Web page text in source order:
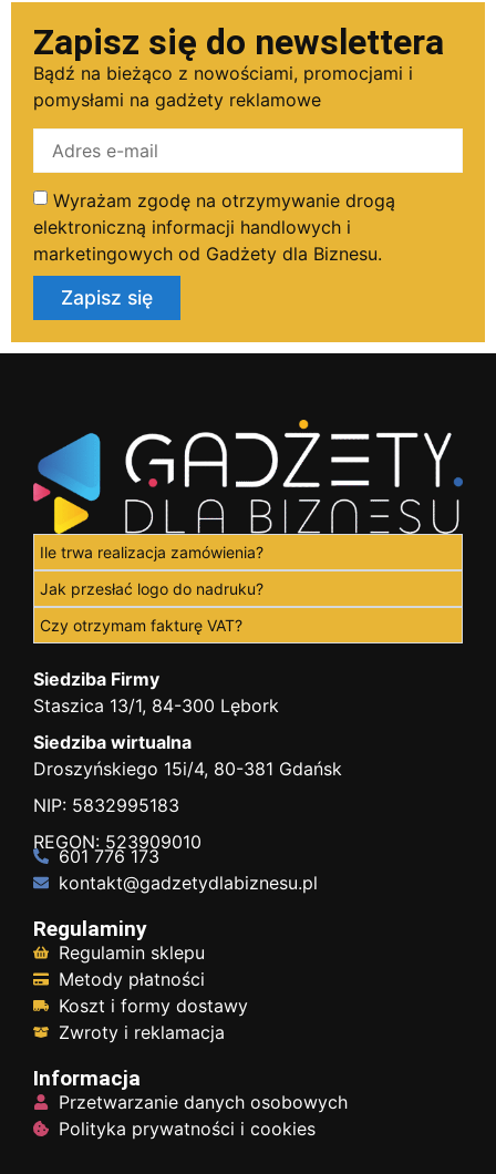
Zapisz się do newslettera
Bądź na bieżąco z nowościami, promocjami i
pomysłami na gadżety reklamowe
Wyrażam zgodę na otrzymywanie drogą
elektroniczną informacji handlowych i
marketingowych od Gadżety dla Biznesu.
Zapisz się
Ile trwa realizacja zamówienia?
Jak przesłać logo do nadruku?
Czy otrzymam fakturę VAT?
Siedziba Firmy
Staszica 13/1, 84-300 Lębork
Siedziba wirtualna
Droszyńskiego 15i/4, 80-381 Gdańsk
NIP: 5832995183
REGON: 523909010
601 776 173
kontakt@gadzetydlabiznesu.pl
Regulaminy
Regulamin sklepu
Metody płatności
Koszt i formy dostawy
Zwroty i reklamacja
Informacja
Przetwarzanie danych osobowych
Polityka prywatności i cookies